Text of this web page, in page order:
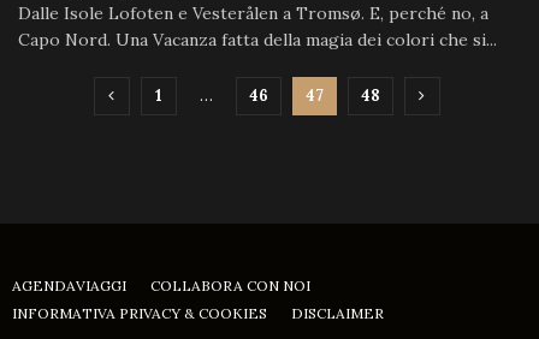
Dalle Isole Lofoten e Vesterålen a Tromsø. E, perché no, a
Capo Nord. Una Vacanza fatta della magia dei colori che si...
1 … 46 47 48
AGENDAVIAGGI
COLLABORA CON NOI
INFORMATIVA PRIVACY & COOKIES
DISCLAIMER